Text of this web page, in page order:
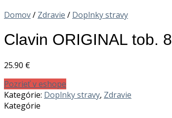
Domov/ Zdravie / Doplnky stravy
Clavin ORIGINAL tob. 8
25.90 €
Pozrieť v eshope
Kategórie: Doplnky stravy, Zdravie
Kategórie